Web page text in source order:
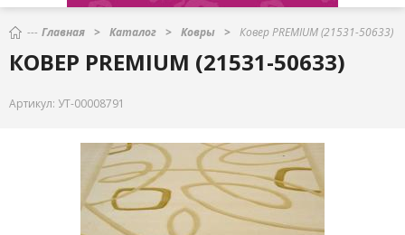
Главная Каталог Ковры Ковер PREMIUM (21531-50633)
КОВЕР PREMIUM (21531-50633)
Артикул: УТ-00008791